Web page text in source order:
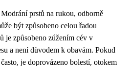
prstů na rukou, odborně
být způsobeno celou řadou
je způsobeno zúžením cév v
a není důvodem k obavám. Pokud
je doprovázeno bolestí, otokem